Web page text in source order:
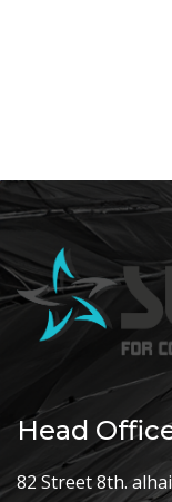
Head
82 Street 8th.